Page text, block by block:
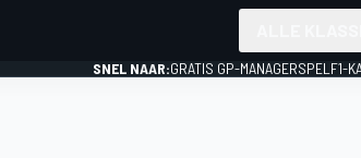
SNEL NAAR:GRATIS GP-MANAGERSPEL F1-